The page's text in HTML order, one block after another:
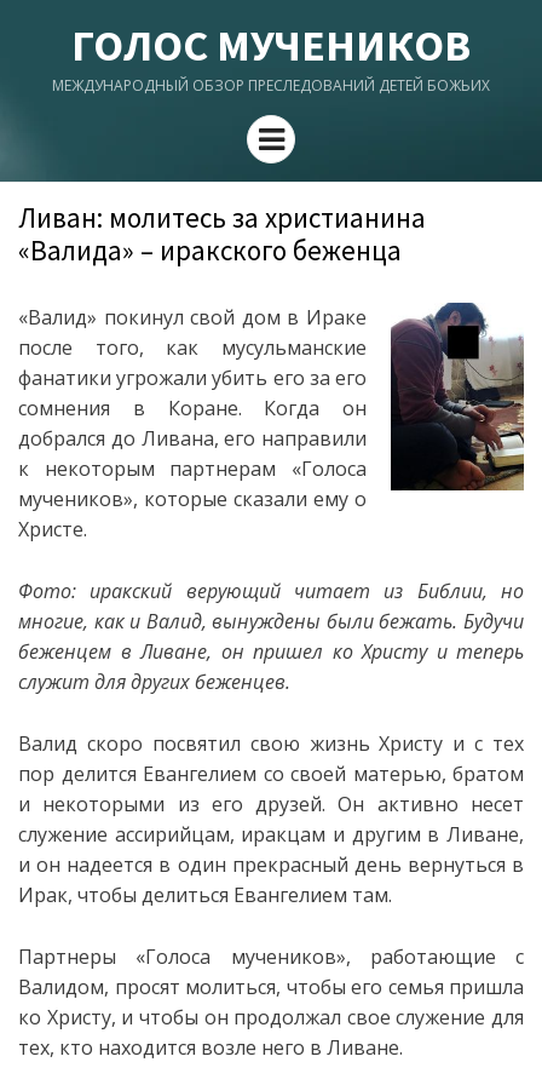
ГОЛОС МУЧЕНИКОВ
МЕЖДУНАРОДНЫЙ ОБЗОР ПРЕСЛЕДОВАНИЙ ДЕТЕЙ БОЖЬИХ
Menu
Ливан: молитесь за христианина
«Валида» – иракского беженца
«Валид» покинул свой дом в Ираке
после того, как мусульманские
фанатики угрожали убить его за его
сомнения в Коране. Когда он
добрался до Ливана, его направили
к некоторым партнерам «Голоса
мучеников», которые сказали ему о
Христе.
Фото: иракский верующий читает из Библии, но
многие, как и Валид, вынуждены были бежать. Будучи
беженцем в Ливане, он пришел ко Христу и теперь
служит для других беженцев.
Валид скоро посвятил свою жизнь Христу и с тех
пор делится Евангелием со своей матерью, братом
и некоторыми из его друзей. Он активно несет
служение ассирийцам, иракцам и другим в Ливане,
и он надеется в один прекрасный день вернуться в
Ирак, чтобы делиться Евангелием там.
Партнеры «Голоса мучеников», работающие с
Валидом, просят молиться, чтобы его семья пришла
ко Христу, и чтобы он продолжал свое служение для
тех, кто находится возле него в Ливане.